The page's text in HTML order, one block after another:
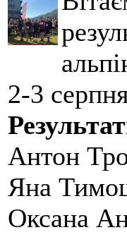
2-3
Антон
Яна
Оксана